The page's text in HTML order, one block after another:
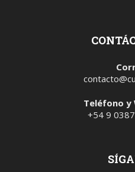
Teléfono y
+54 9